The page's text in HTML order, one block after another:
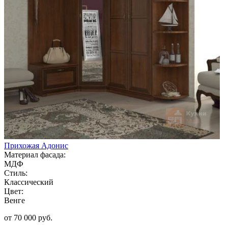
Прихожая Адонис
Материал фасада:
МДФ
Стиль:
Классический
Цвет:
Венге
от 70 000 руб.